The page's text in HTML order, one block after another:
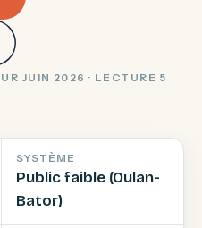
JUIN 2026 · LECTURE 5
SYSTÈME
Public faible (Oulan-
Bator)